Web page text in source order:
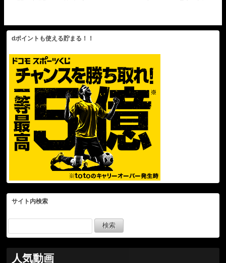
翔平 6回裏無死ランナーな
し
ャースファンが注目【海
外の反応 MLBメジャー 野
dポイントも使える貯まる！！
サイト内検索
人気動画